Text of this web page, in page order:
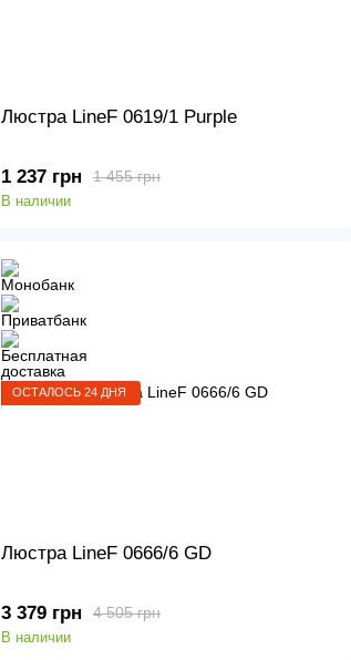
Люстра LineF 0619/1 Purple
1 455 грн
1 237 грн
В наличии
ОСТАЛОСЬ 24 ДНЯ
Люстра LineF 0666/6 GD
4 505 грн
3 379 грн
В наличии